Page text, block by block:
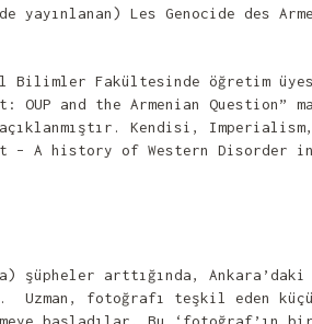
yayınlanan) Les Genocide des
Fakültesinde öğretim
and the Armenian Question”
Kendisi, Imperialism,
– A history of Western
şüpheler arttığında,
fotoğrafı teşkil eden
başladılar. Bu ‘fotoğraf’ın